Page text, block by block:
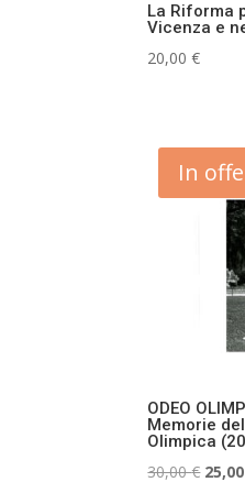
La Riforma
Vicenza e
20,00€
In
ODEO
Memorie
Olimpica
30,00€ Il
25,00